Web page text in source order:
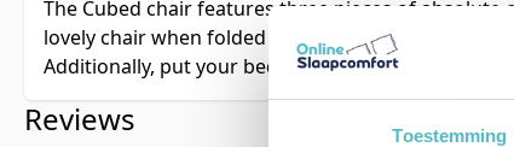
Toestemming
The Cubed chair features three pieces of absolute
lovely chair when folded and out-folded a
Additionally, put your beddings in the bedding box
Reviews